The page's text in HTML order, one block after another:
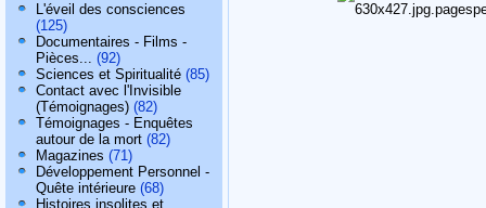
L'éveil des consciences
(125)
Documentaires - Films -
Pièces... (92)
Sciences et Spiritualité (85)
Contact avec l'Invisible
(Témoignages) (82)
Témoignages - Enquêtes
autour de la mort (82)
Magazines (71)
Développement Personnel -
Quête intérieure (68)
Histoires insolites et